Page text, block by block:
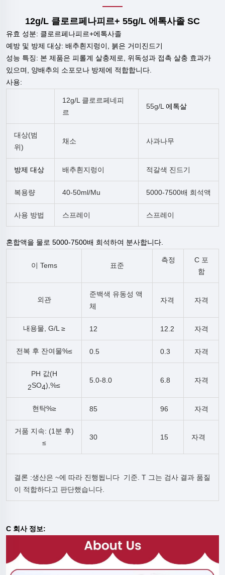
12g/L 클로르페나피르+ 55g/L 에톡사졸 SC
유효 성분: 클로르페나피르+에톡사졸
예방 및 방제 대상: 배추흰지렁이, 붉은 거미진드기
성능 특징: 본 제품은 피롤계 살충제로, 위독성과 접촉 살충 효과가
있으며, 양배추의 소포모나 방제에 적합합니다.
사용:
12g/L 클로르페네피
르
55g/L 에톡살
대상(범
위)
채소 사과나무
방제 대상 배추흰지렁이 적갈색 진드기
복용량 40-50ml/mu 5000-7500배 희석액
사용 방법 스프레이 스프레이
혼합액을 물로 5000-7500배 희석하여 분사합니다.
이 Tems 표준
측정 C 포
함
외관
준백색 유동성 액
체
자격 자격
내용물, G/l ≥ 12 12.2 자격
전복 후 잔여물%≤ 0.5 0.3 자격
PH 값(H
2SO4),%≤
5.0-8.0 6.8 자격
현탁%≥ 85 96 자격
거품 지속: (1분 후)
≤
30 15 자격
결론 :생산은 ~에 따라 진행됩니다 기준. T 그는 검사 결과 품질
이 적합하다고 판단했습니다.
C 회사 정보: